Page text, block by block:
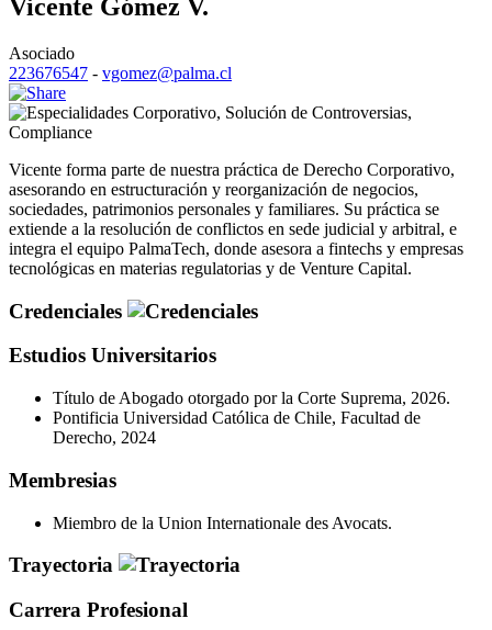
Vicente Gómez V.
Asociado
223676547 - vgomez@palma.cl
Corporativo, Solución de Controversias,
Compliance
Vicente forma parte de nuestra práctica de Derecho Corporativo,
asesorando en estructuración y reorganización de negocios,
sociedades, patrimonios personales y familiares. Su práctica se
extiende a la resolución de conflictos en sede judicial y arbitral, e
integra el equipo PalmaTech, donde asesora a fintechs y empresas
tecnológicas en materias regulatorias y de Venture Capital.
Credenciales
Estudios Universitarios
Título de Abogado otorgado por la Corte Suprema, 2026.
Pontificia Universidad Católica de Chile, Facultad de
Derecho, 2024
Membresias
Miembro de la Union Internationale des Avocats.
Trayectoria
Carrera Profesional